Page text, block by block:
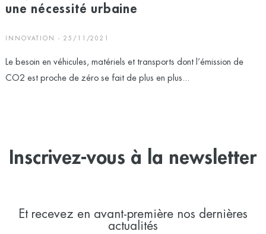
une nécessité urbaine
INNOVATION - 25/11/2021
Le besoin en véhicules, matériels et transports dont l’émission de
CO2 est proche de zéro se fait de plus en plus...
Inscrivez-vous à la newsletter
Et recevez en avant-première nos dernières
actualités